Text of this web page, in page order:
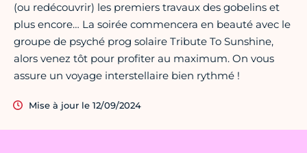
(ou redécouvrir) les premiers travaux des gobelins et
plus encore… La soirée commencera en beauté avec le
groupe de psyché prog solaire Tribute To Sunshine,
alors venez tôt pour profiter au maximum. On vous
assure un voyage interstellaire bien rythmé !
Mise à jour le 12/09/2024